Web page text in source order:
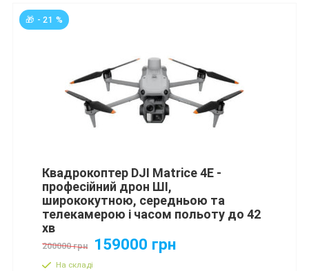
🎁 - 21 %
Квадрокоптер DJI Matrice 4E -
професійний дрон ШІ,
ширококутною, середньою та
телекамерою і часом польоту до 42
хв
200000 грн 159000 грн
На складі